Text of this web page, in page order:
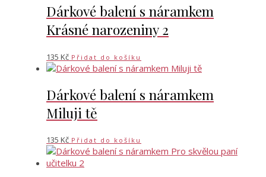
Dárkové balení s náramkem
Krásné narozeniny 2
135 Kč Přidat do košíku
Dárkové balení s náramkem
Miluji tě
135 Kč Přidat do košíku